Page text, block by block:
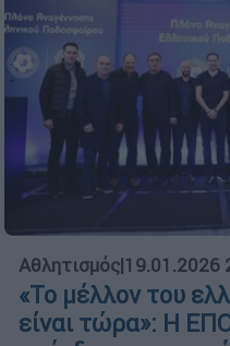
Αθλητισμός|19.01.2026
«Το μέλλον του
είναι τώρα»: Η